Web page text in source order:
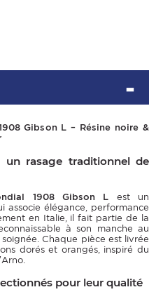
Gibson L – Résine noire &
rasage traditionnel de
1908 Gibson L est un
associe élégance, performance
en Italie, il fait partie de la
à son manche au
Chaque pièce est livrée
dorés et orangés, inspiré du
pour leur qualité